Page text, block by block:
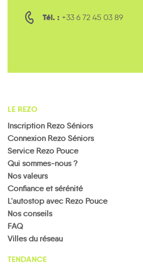
Tél. : +33 6 72 45 03 89
LE REZO
Inscription Rezo Séniors
Connexion Rezo Séniors
Service Rezo Pouce
Qui sommes-nous ?
Nos valeurs
Confiance et sérénité
L'autostop avec Rezo Pouce
Nos conseils
FAQ
Villes du réseau
TENDANCE